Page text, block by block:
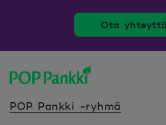
Ota yhteyttä
POP Pankki -ryhmä